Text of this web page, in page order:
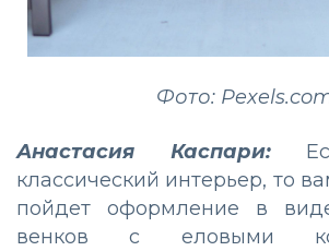
Фото:
Анастасия Каспари:
классический интерьер, то
пойдет оформление в
венков с еловыми